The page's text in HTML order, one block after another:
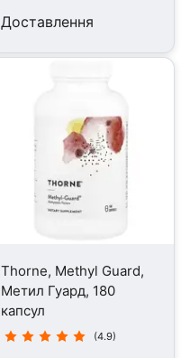
Доставлення
Thorne, Methyl Guard,
Метил Гуард, 180
капсул
(4.9)